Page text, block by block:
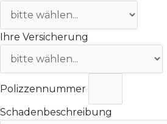
Ihre Versicherung
Polizzennummer
Schadenbeschreibung